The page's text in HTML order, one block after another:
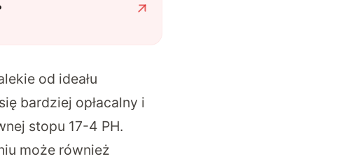
od ideału
bardziej opłacalny i
stopu 17-4 PH.
może również